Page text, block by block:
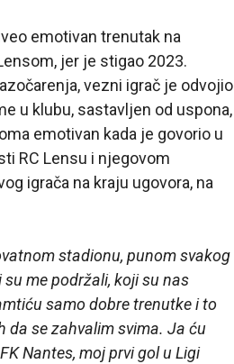
emotivan trenutak na
jer je stigao 2023.
vezni igrač je odvojio
u klubu, sastavljen od uspona,
emotivan kada je govorio u
RC Lensu i njegovom
igrača na kraju ugovora, na
stadionu, punom svakog
me podržali, koji su nas
samo dobre trenutke i to
da se zahvalim svima. Ja ću
Nantes, moj prvi gol u Ligi